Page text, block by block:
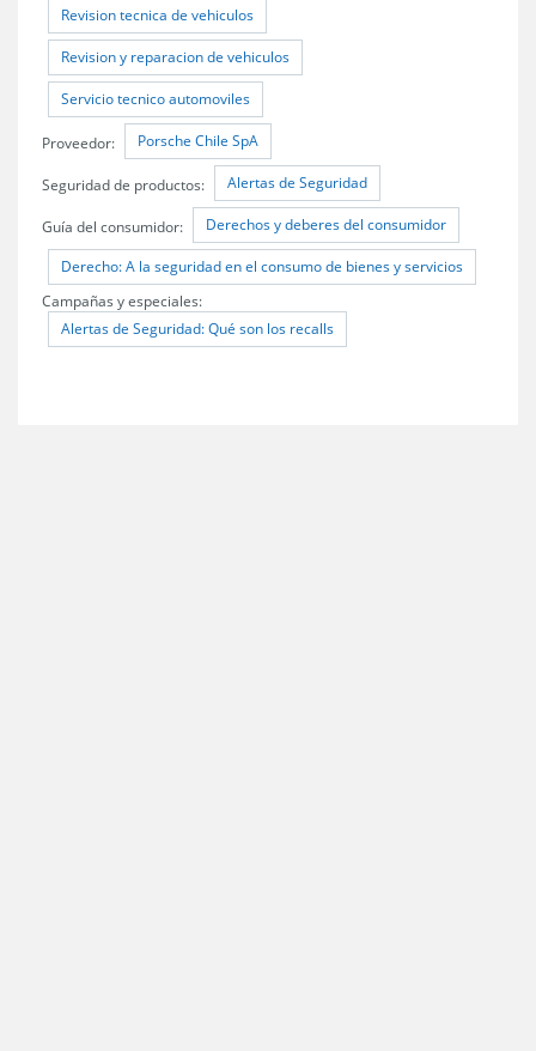
Revision tecnica de vehiculos
Revision y reparacion de vehiculos
Servicio tecnico automoviles
Proveedor: Porsche Chile SpA
Seguridad de productos: Alertas de Seguridad
Guía del consumidor: Derechos y deberes del consumidor
Derecho: A la seguridad en el consumo de bienes y servicios
Campañas y especiales:
Alertas de Seguridad: Qué son los recalls